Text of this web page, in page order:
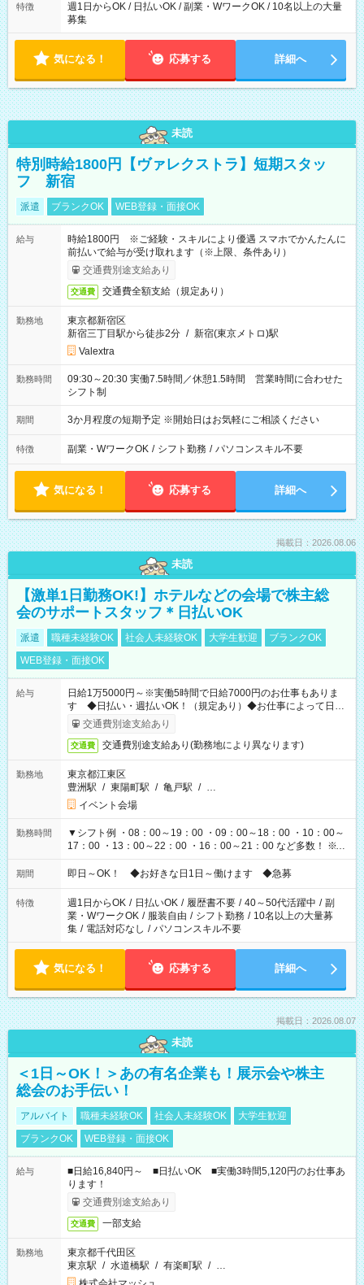
特徴
週1日からOK / 日払いOK / 副業・WワークOK / 10名以上の大量
募集
気になる！ 応募する 詳細へ
未読
特別時給1800円【ヴァレクストラ】短期スタッ
フ 新宿
派遣 ブランクOK WEB登録・面接OK
給与
時給1800円 ※ご経験・スキルにより優遇 スマホでかんたんに
前払いで給与が受け取れます（※上限、条件あり）
交通費別途支給あり
交通費 交通費全額支給（規定あり）
勤務地
東京都新宿区
新宿三丁目駅から徒歩2分 / 新宿(東京メトロ)駅
Valextra
勤務時間
09:30～20:30 実働7.5時間／休憩1.5時間 営業時間に合わせた
シフト制
期間 3か月程度の短期予定 ※開始日はお気軽にご相談ください
特徴 副業・WワークOK / シフト勤務 / パソコンスキル不要
気になる！ 応募する 詳細へ
掲載日：2026.08.06
未読
【激単1日勤務OK!】ホテルなどの会場で株主総
会のサポートスタッフ＊日払いOK
派遣 職種未経験OK 社会人未経験OK 大学生歓迎
ブランクOK
WEB登録・面接OK
給与
日給1万5000円～※実働5時間で日給7000円のお仕事もありま
す ◆日払い・週払いOK！（規定あり）◆お仕事によって日給
も異なります
交通費別途支給あり
交通費 交通費別途支給あり(勤務地により異なります)
勤務地
東京都江東区
豊洲駅 / 東陽町駅 / 亀戸駅 / …
イベント会場
勤務時間
▼シフト例 ・08：00～19：00 ・09：00～18：00 ・10：00～
17：00 ・13：00～22：00 ・16：00～21：00 など多数！ ※お
仕事により勤務時間が異なります
期間 即日～OK！ ◆お好きな日1日～働けます ◆急募
特徴 週1日からOK / 日払いOK / 履歴書不要 / 40～50代活躍中 / 副
業・WワークOK / 服装自由 / シフト勤務 / 10名以上の大量募
集 / 電話対応なし / パソコンスキル不要
気になる！ 応募する 詳細へ
掲載日：2026.08.07
未読
＜1日～OK！＞あの有名企業も！展示会や株主
総会のお手伝い！
アルバイト 職種未経験OK 社会人未経験OK
大学生歓迎
ブランクOK
WEB登録・面接OK
給与
■日給16,840円～ ■日払いOK ■実働3時間5,120円のお仕事あ
ります！
交通費別途支給あり
交通費 一部支給
勤務地
東京都千代田区
東京駅 / 水道橋駅 / 有楽町駅 / …